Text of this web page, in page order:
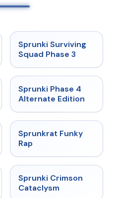
★ 4.7
Sprunki Surviving
Squad Phase 3
★
Sprunki Phase 4
Alternate Edition
★ 4.7
Sprunkrat Funky
Rap
★ 4.7
Sprunki Crimson
Cataclysm